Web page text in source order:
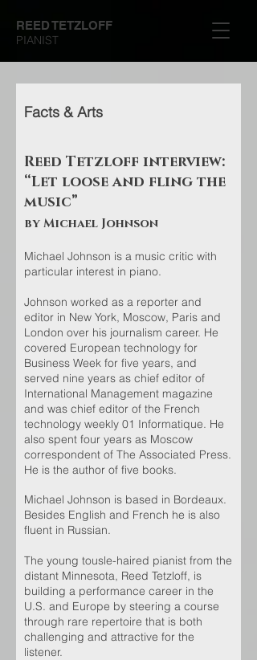
REED TETZLOFF
PIANIST
Facts & Arts
Reed Tetzloff interview:
“Let loose and fling the
music”
by Michael Johnson
Michael Johnson is a music critic with
particular interest in piano.
Johnson worked as a reporter and
editor in New York, Moscow, Paris and
London over his journalism career. He
covered European technology for
Business Week for five years, and
served nine years as chief editor of
International Management magazine
and was chief editor of the French
technology weekly 01 Informatique. He
also spent four years as Moscow
correspondent of The Associated Press.
He is the author of five books.
Michael Johnson is based in Bordeaux.
Besides English and French he is also
fluent in Russian.
The young tousle-haired pianist from the
distant Minnesota, Reed Tetzloff, is
building a performance career in the
U.S. and Europe by steering a course
through rare repertoire that is both
challenging and attractive for the
listener.